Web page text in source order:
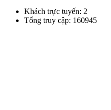
Khách trực tuyến: 2
Tổng truy cập: 160945